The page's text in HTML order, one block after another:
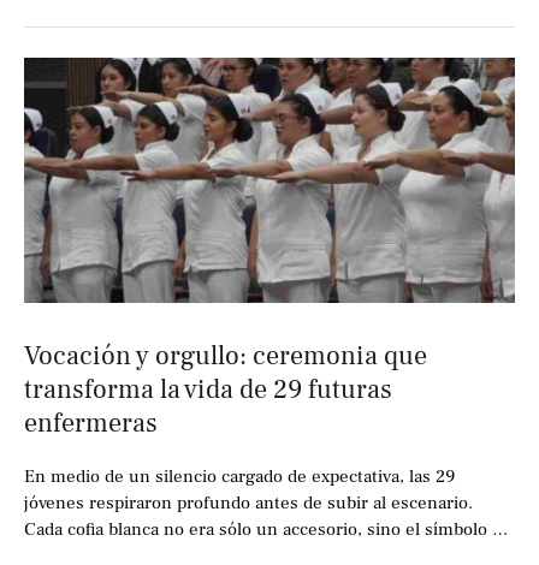
Vocación y orgullo: ceremonia que
transforma la vida de 29 futuras
enfermeras
En medio de un silencio cargado de expectativa, las 29
jóvenes respiraron profundo antes de subir al escenario.
Cada cofia blanca no era sólo un accesorio, sino el símbolo de